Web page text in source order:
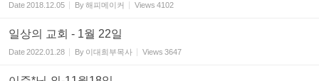
Date2018.12.05 By해피메이커 Views 4102
일상의 교회 - 1월 22일
Date2022.01.28 By 이대희부목사 Views 3647